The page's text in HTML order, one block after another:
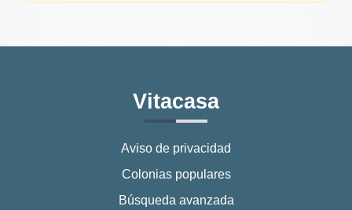
Vitacasa
Aviso de privacidad
Colonias populares
Búsqueda avanzada